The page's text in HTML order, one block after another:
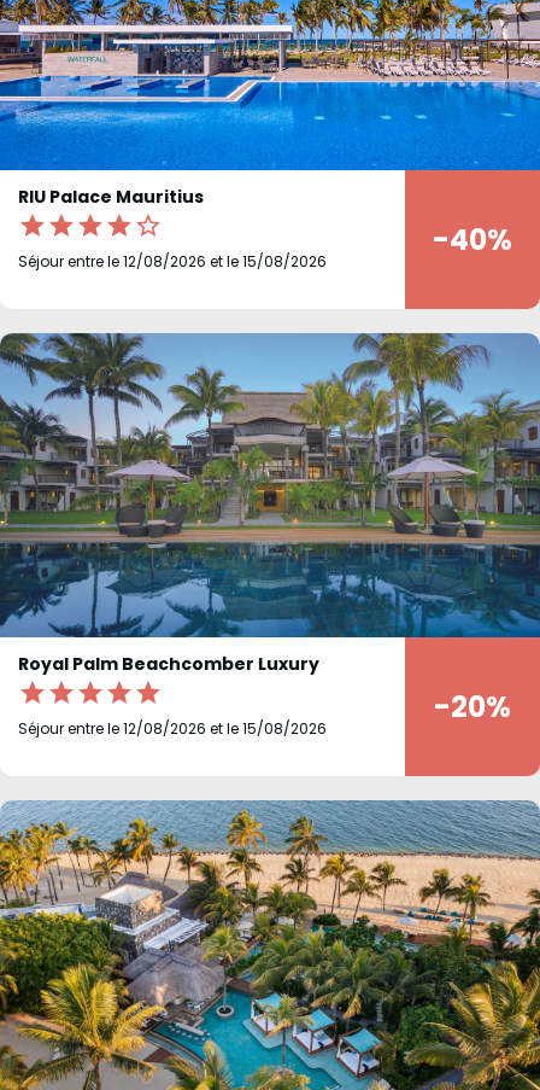
RIU Palace Mauritius
starstarstarstarstar_border
Séjour entre le 12/08/2026 et le 15/08/2026
-40%
Royal Palm Beachcomber Luxury
starstarstarstarstar
Séjour entre le 12/08/2026 et le 15/08/2026
-20%